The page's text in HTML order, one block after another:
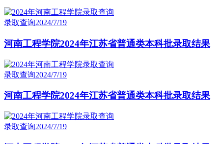
录取查询2024/7/19
河南工程学院2024年江苏省普通类本科批录取结果
录取查询2024/7/19
河南工程学院2024年江苏省普通类本科批录取结果
录取查询2024/7/19